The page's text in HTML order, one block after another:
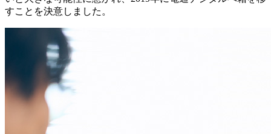
すことを決意しました。